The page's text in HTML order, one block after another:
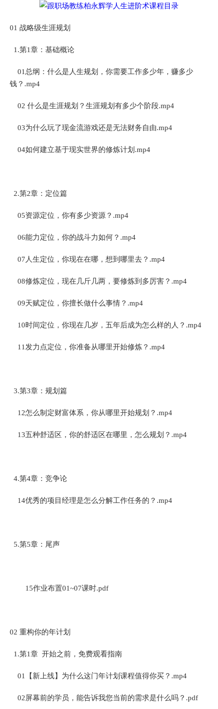
01 战略级生涯规划
1.第1章：基础概论
01总纲：什么是人生规划，你需要工作多少年，赚多少
钱？.mp4
02 什么是生涯规划？生涯规划有多少个阶段.mp4
03为什么玩了现金流游戏还是无法财务自由.mp4
04如何建立基于现实世界的修炼计划.mp4
2.第2章：定位篇
05资源定位，你有多少资源？.mp4
06能力定位，你的战斗力如何？.mp4
07人生定位，你现在在哪，想到哪里去？.mp4
08修炼定位，现在几斤几两，要修炼到多厉害？.mp4
09天赋定位，你擅长做什么事情？.mp4
10时间定位，你现在几岁，五年后成为怎么样的人？.mp4
11发力点定位，你准备从哪里开始修炼？.mp4
3.第3章：规划篇
12怎么制定财富体系，你从哪里开始规划？.mp4
13五种舒适区，你的舒适区在哪里，怎么规划？.mp4
4.第4章：竞争论
14优秀的项目经理是怎么分解工作任务的？.mp4
5.第5章：尾声
15作业布置01~07课时.pdf
02 重构你的年计划
1.第1章 开始之前，免费观看指南
01【新上线】为什么这门年计划课程值得你买？.mp4
02屏幕前的学员，能告诉我您当前的需求是什么吗？.pdf